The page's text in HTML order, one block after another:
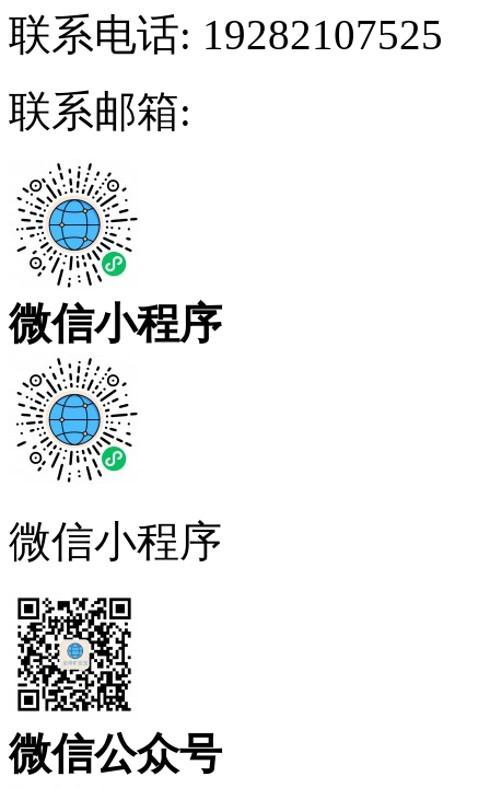
联系电话: 19282107525
联系邮箱:
微信小程序
微信小程序
微信公众号